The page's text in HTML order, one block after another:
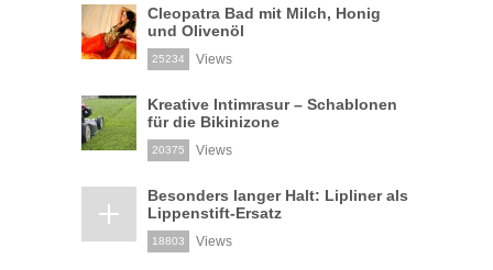
Cleopatra Bad mit Milch, Honig
und Olivenöl
25234 Views
Kreative Intimrasur – Schablonen
für die Bikinizone
20375 Views
Besonders langer Halt: Lipliner als
Lippenstift-Ersatz
18803 Views